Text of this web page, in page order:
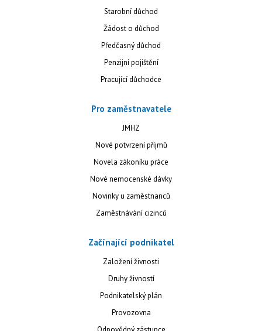
Starobní důchod
Žádost o důchod
Předčasný důchod
Penzijní pojištění
Pracující důchodce
Pro zaměstnavatele
JMHZ
Nové potvrzení příjmů
Novela zákoníku práce
Nové nemocenské dávky
Novinky u zaměstnanců
Zaměstnávání cizinců
Začínající podnikatel
Založení živnosti
Druhy živností
Podnikatelský plán
Provozovna